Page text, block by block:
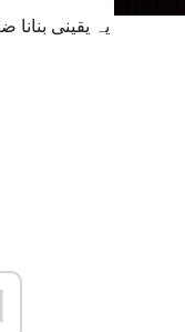
یہ یقینی